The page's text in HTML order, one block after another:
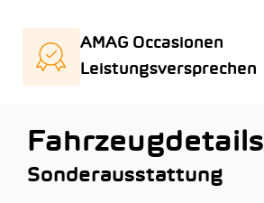
AMAG Occasionen
Leistungsversprechen
Fahrzeugdetails
Sonderausstattung